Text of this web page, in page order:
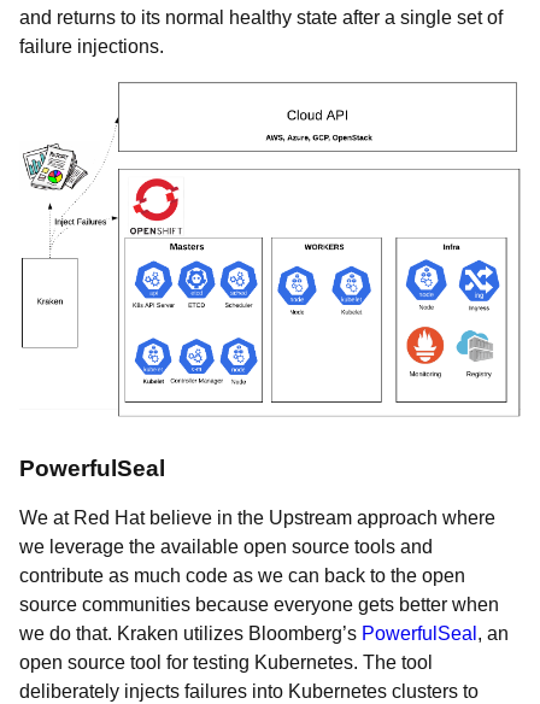
and returns to its normal healthy state after a single set of
failure injections.
PowerfulSeal
We at Red Hat believe in the Upstream approach where
we leverage the available open source tools and
contribute as much code as we can back to the open
source communities because everyone gets better when
we do that. Kraken utilizes Bloomberg’s PowerfulSeal , an
open source tool for testing Kubernetes. The tool
deliberately injects failures into Kubernetes clusters to